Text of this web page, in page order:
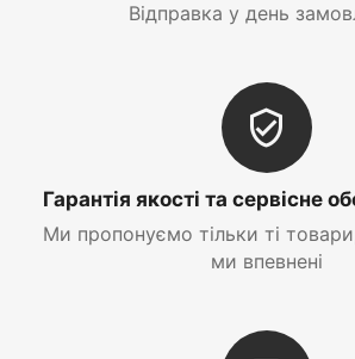
Відправка у день
Гарантія якості та сервісне
Ми пропонуємо тільки ті
ми впевнені